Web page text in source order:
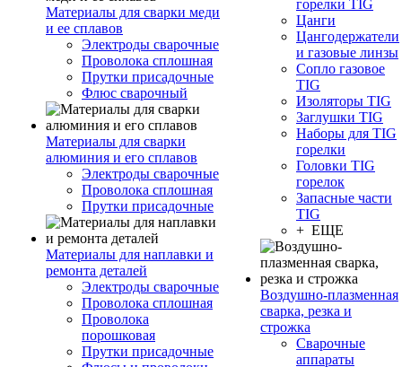
Материалы для сварки меди
и ее сплавов
Электроды сварочные
Проволока сплошная
Прутки присадочные
Флюс сварочный
Материалы для сварки
алюминия и его сплавов
Электроды сварочные
Проволока сплошная
Прутки присадочные
Материалы для наплавки и
ремонта деталей
Электроды сварочные
Проволока сплошная
Проволока
порошковая
Прутки присадочные
горелки TIG
Цанги
Цангодержатели
и газовые линзы
Сопло газовое
TIG
Изоляторы TIG
Заглушки TIG
Наборы для TIG
горелки
Головки TIG
горелок
Запасные части
TIG
+ ЕЩЕ
Воздушно-плазменная
сварка, резка и
строжка
Сварочные
аппараты